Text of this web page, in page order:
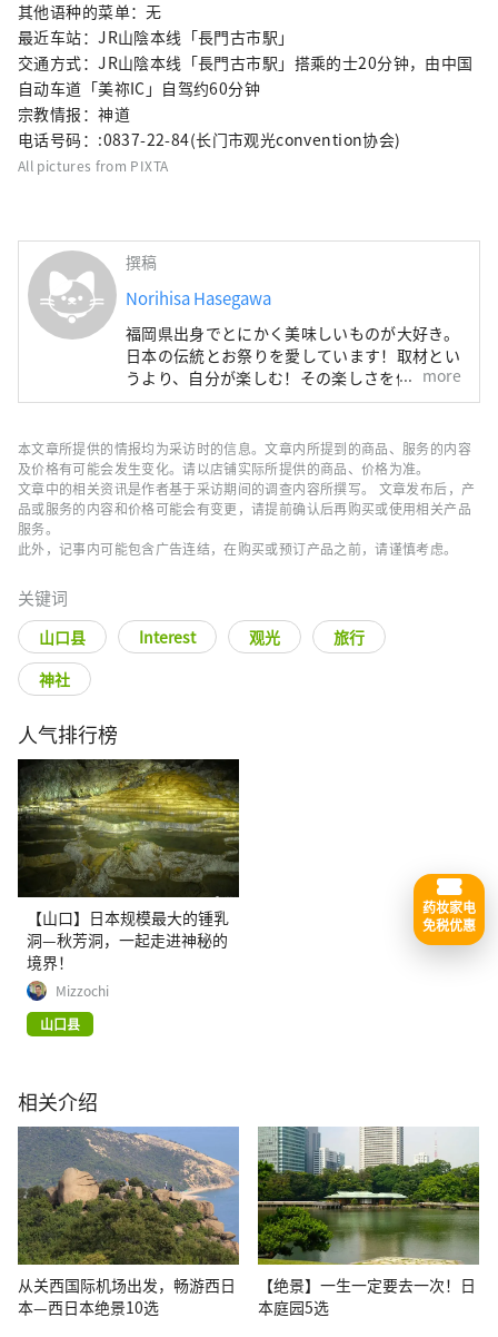
其他语种的菜单：无
最近车站：JR山陰本线「長門古市駅」
交通方式：JR山陰本线「長門古市駅」搭乘的士20分钟，由中国
自动车道「美祢IC」自驾约60分钟
宗教情报：神道
电话号码：:0837-22-84(长门市观光convention协会)
All pictures from PIXTA
撰稿
Norihisa Hasegawa
福岡県出身でとにかく美味しいものが大好き。
日本の伝統とお祭りを愛しています！取材とい
うより、自分が楽しむ！その楽しさを伝えるこ
とに全力投球。
more
本文章所提供的情报均为采访时的信息。文章内所提到的商品、服务的内容
及价格有可能会发生变化。请以店铺实际所提供的商品、价格为准。
文章中的相关资讯是作者基于采访期间的调查内容所撰写。 文章发布后，产
品或服务的内容和价格可能会有变更，请提前确认后再购买或使用相关产品
服务。
此外，记事内可能包含广告连结，在购买或预订产品之前，请谨慎考虑。
关键词
山口县 Interest 观光
旅行
神社
人气排行榜
【山口】日本规模最大的锺乳
洞—秋芳洞，一起走进神秘的
境界！
Mizzochi
山口县
相关介绍
从关西国际机场出发，畅游西日
本—西日本绝景10选
【绝景】一生一定要去一次！日
本庭园5选
药妆家电
免税优惠